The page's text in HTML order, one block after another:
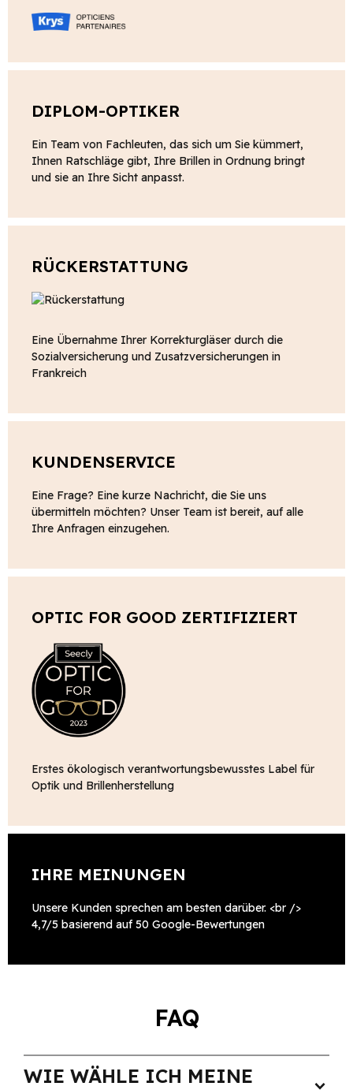
DIPLOM-OPTIKER
Ein Team von Fachleuten, das sich um Sie kümmert,
Ihnen Ratschläge gibt, Ihre Brillen in Ordnung bringt
und sie an Ihre Sicht anpasst.
RÜCKERSTATTUNG
Eine Übernahme Ihrer Korrekturgläser durch die
Sozialversicherung und Zusatzversicherungen in
Frankreich
KUNDENSERVICE
Eine Frage? Eine kurze Nachricht, die Sie uns
übermitteln möchten? Unser Team ist bereit, auf alle
Ihre Anfragen einzugehen.
OPTIC FOR GOOD ZERTIFIZIERT
Erstes ökologisch verantwortungsbewusstes Label für
Optik und Brillenherstellung
IHRE MEINUNGEN
Unsere Kunden sprechen am besten darüber. <br />
4,7/5 basierend auf 50 Google-Bewertungen
FAQ
WIE WÄHLE ICH MEINE